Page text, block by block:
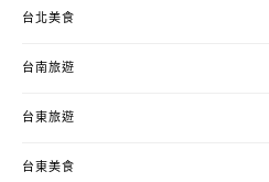
台北美食
台南旅遊
台東旅遊
台東美食